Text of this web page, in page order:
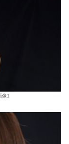
像1